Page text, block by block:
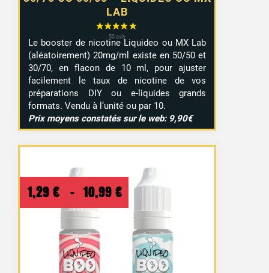
LAB
Le booster de nicotine Liquideo ou MX Lab
(aléatoirement) 20mg/ml existe en 50/50 et
30/70, en flacon de 10 ml, pour ajuster
facilement le taux de nicotine de vos
préparations DIY ou e-liquides grands
formats. Vendu à l’unité ou par 10.
Prix moyens constatés sur le web: 9,90€
1,29 € – 10,99 €
Plage
de
prix :
1,29 €